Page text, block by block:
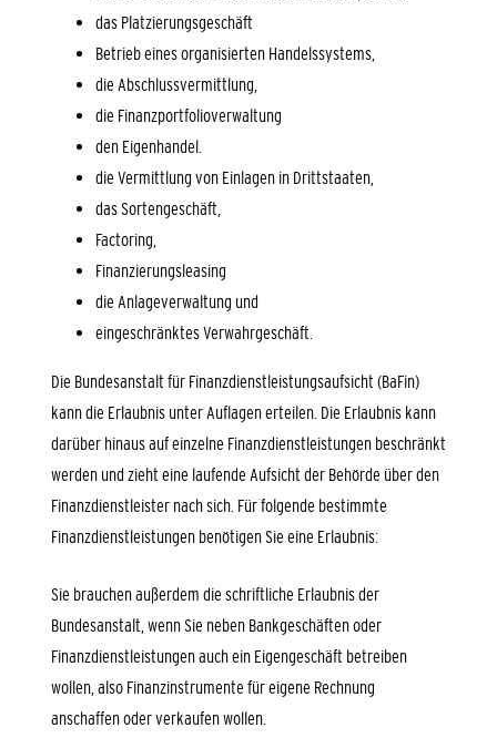
das Platzierungsgeschäft
Betrieb eines organisierten Handelssystems,
die Abschlussvermittlung,
die Finanzportfolioverwaltung
den Eigenhandel.
die Vermittlung von Einlagen in Drittstaaten,
das Sortengeschäft,
Factoring,
Finanzierungsleasing
die Anlageverwaltung und
eingeschränktes Verwahrgeschäft.
Die Bundesanstalt für Finanzdienstleistungsaufsicht (BaFin)
kann die Erlaubnis unter Auflagen erteilen. Die Erlaubnis kann
darüber hinaus auf einzelne Finanzdienstleistungen beschränkt
werden und zieht eine laufende Aufsicht der Behörde über den
Finanzdienstleister nach sich. Für folgende bestimmte
Finanzdienstleistungen benötigen Sie eine Erlaubnis:
Sie brauchen außerdem die schriftliche Erlaubnis der
Bundesanstalt, wenn Sie neben Bankgeschäften oder
Finanzdienstleistungen auch ein Eigengeschäft betreiben
wollen, also Finanzinstrumente für eigene Rechnung
anschaffen oder verkaufen wollen.